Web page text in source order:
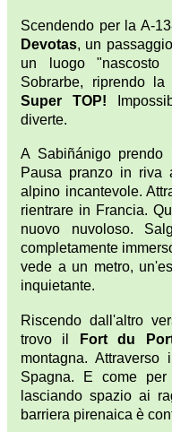
Scendendo per la A-
Devotas, un
un luogo "nascosto
Sobrarbe, riprendo la
Super TOP!
diverte.
A Sabiñánigo
Pausa pranzo in riva
alpino incantevole.
rientrare in Francia.
nuovo nuvoloso.
completamente
vede a un metro,
inquietante.
Riscendo dall'altro
trovo il
Fort du
montagna.
Spagna. E come
lasciando spazio ai
barriera pirenaica è